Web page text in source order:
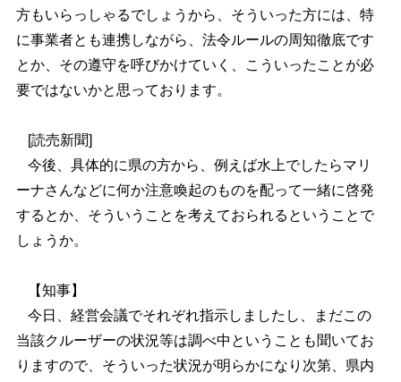
方もいらっしゃるでしょうから、そういった方には、特
に事業者とも連携しながら、法令ルールの周知徹底です
とか、その遵守を呼びかけていく、こういったことが必
要ではないかと思っております。
[読売新聞]
今後、具体的に県の方から、例えば水上でしたらマリ
ーナさんなどに何か注意喚起のものを配って一緒に啓発
するとか、そういうことを考えておられるということで
しょうか。
【知事】
今日、経営会議でそれぞれ指示しましたし、まだこの
当該クルーザーの状況等は調べ中ということも聞いてお
りますので、そういった状況が明らかになり次第、県内